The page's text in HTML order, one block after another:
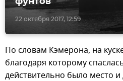
22 октября 2017, 12:59
По словам Кэмерона, на
благодаря которому
действительно было место